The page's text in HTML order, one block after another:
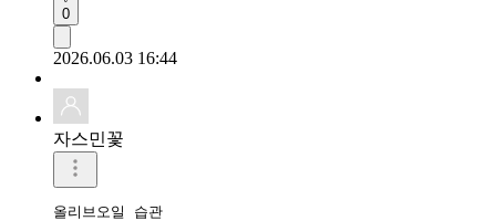
0
2026.06.03 16:44
자스민꽃
올리브오일 습관